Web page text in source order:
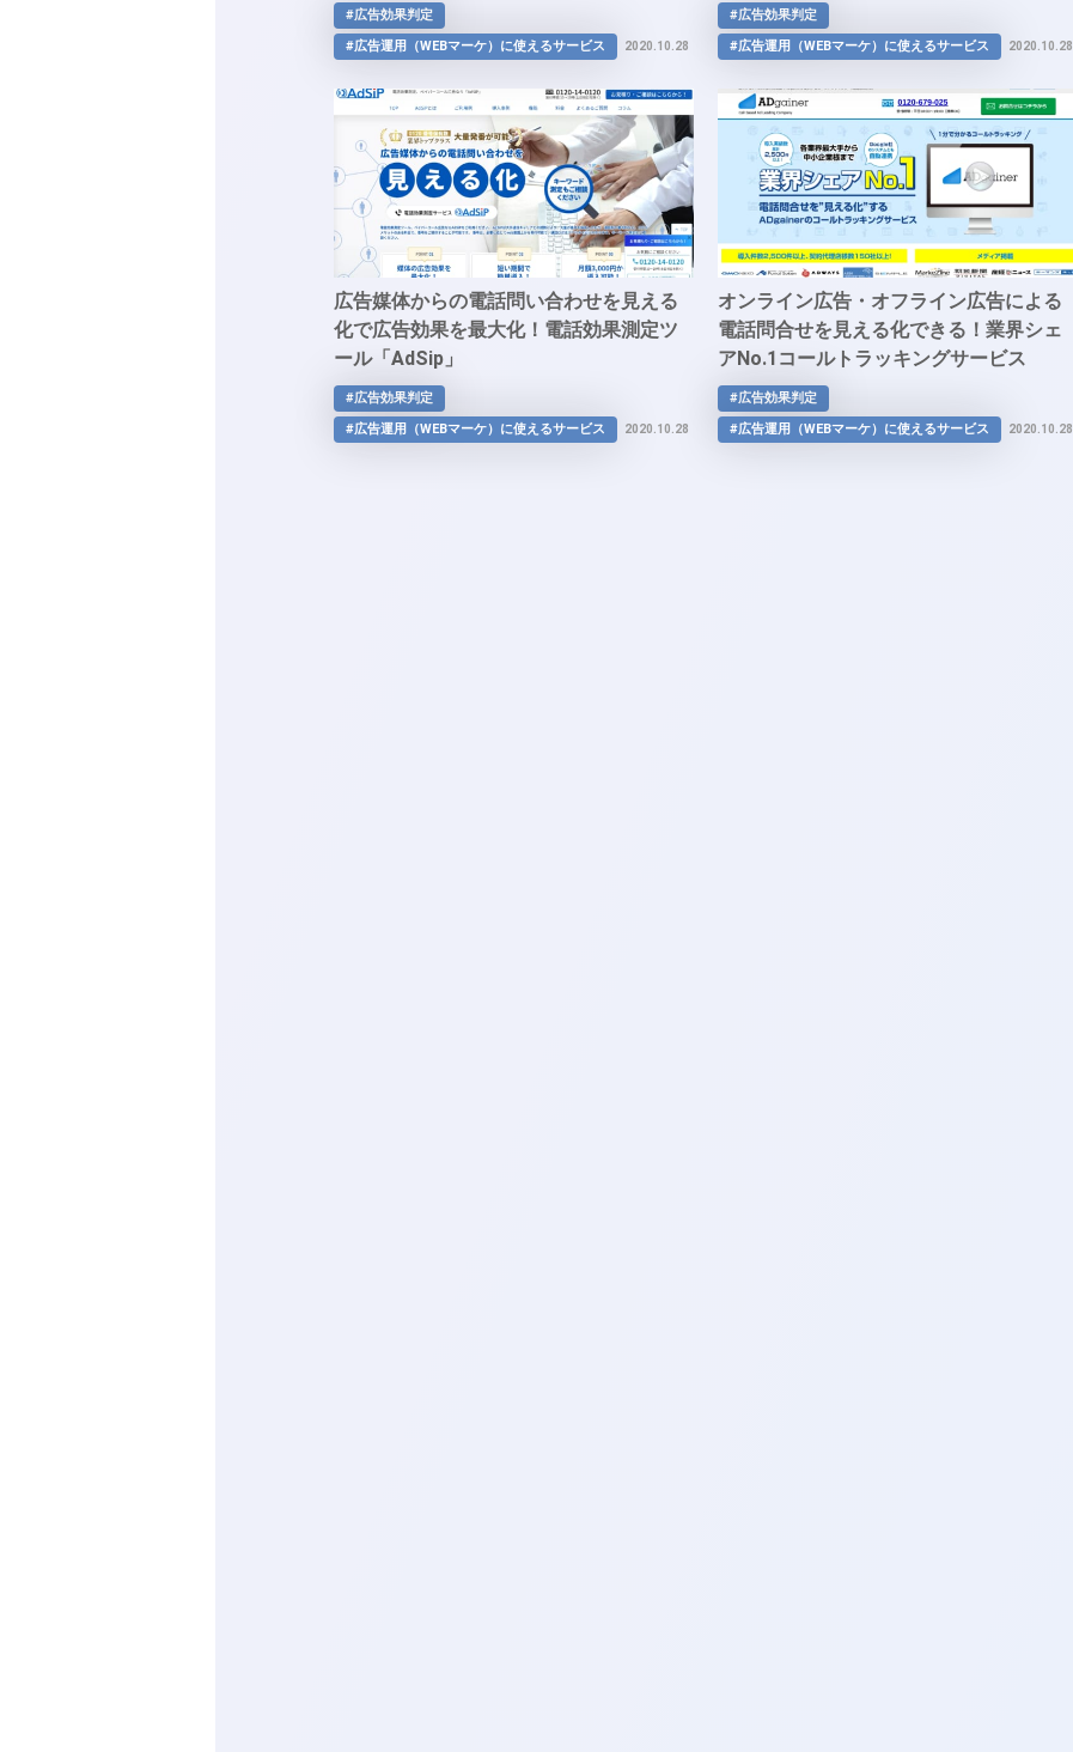
#広告効果判定
#広告運用（WEBマーケ）に使えるサービス
2020.10.28
#広告効果判定
#広告運用（WEBマーケ）に使えるサービス
2020.10.28
広告媒体からの電話問い合わせを見える
化で広告効果を最大化！電話効果測定ツ
ール「AdSip」
#広告効果判定
#広告運用（WEBマーケ）に使えるサービス
2020.10.28
オンライン広告・オフライン広告による
電話問合せを見える化できる！業界シェ
アNo.1コールトラッキングサービス
「ADgainer コールトラッキング」
#広告効果判定
#広告運用（WEBマーケ）に使えるサービス
2020.10.28